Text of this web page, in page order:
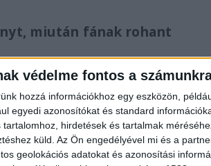
védelme fontos a
hozzá információkhoz egy eszközön,
egyedi azonosítókat és standard
hirdetések és tartalmak
küld. Az Ön engedélyével mi és a
geolokációs adatokat és azonosítási
miután fának rohant
18-án 19 óra 20 perc körül
Adács és Gyöngyös
és egy személy megsérült. Az
– Atkár – Gyöngyöshalász
vezetője ittas volt és egyik utas